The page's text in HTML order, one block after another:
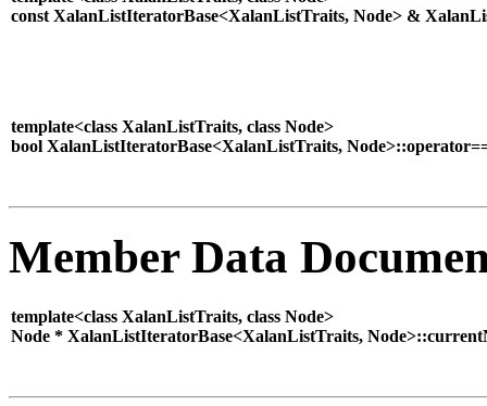
const XalanListIteratorBase<XalanListTraits, Node> &
template<class XalanListTraits, class Node>
bool XalanListIteratorBase<XalanListTraits,
Member Data
template<class XalanListTraits, class Node>
Node * XalanListIteratorBase<XalanListTraits,